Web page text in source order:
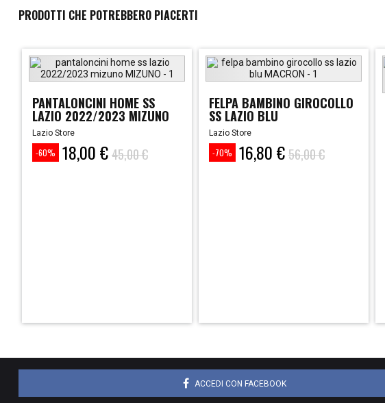
PRODOTTI CHE POTREBBERO PIACERTI
PANTALONCINI HOME SS
LAZIO 2022/2023 MIZUNO
Lazio Store
-60%
Prezzo18,00 €
Prezzo
base
45,00 €
FELPA BAMBINO GIROCOLLO
SS LAZIO BLU
Lazio Store
-70%
Prezzo16,80 €
Prezzo
base
56,00 €
ACCEDI CON FACEBOOK